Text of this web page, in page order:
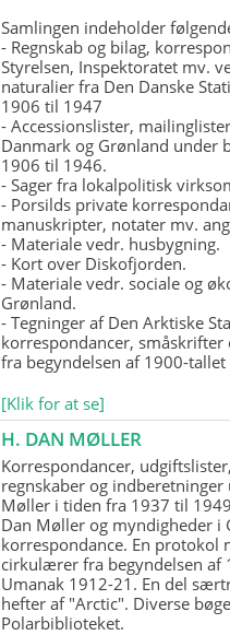
Samlingen indeholder
- Regnskab og bilag,
Styrelsen, Inspektoratet mv.
naturalier fra Den Danske
1906 til 1947
- Accessionslister,
Danmark og Grønland under
1906 til 1946.
- Sager fra lokalpolitisk
- Porsilds private
manuskripter, notater mv.
- Materiale vedr. husbygning.
- Kort over Diskofjorden.
- Materiale vedr. sociale og
Grønland.
- Tegninger af Den Arktiske
korrespondancer,
fra begyndelsen af 1900-
[Klik for at se]
H. DAN MØLLER
Korrespondancer,
regnskaber og
Møller i tiden fra 1937 til
Dan Møller og myndigheder i
korrespondance. En protokol
cirkulærer fra begyndelsen af
Umanak 1912-21. En del
hefter af "Arctic". Diverse
Polarbiblioteket.